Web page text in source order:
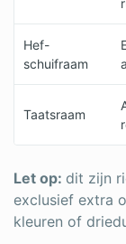
Hef-
schuifraam
Taatsraam
Let op: dit zijn
exclusief extra
kleuren of